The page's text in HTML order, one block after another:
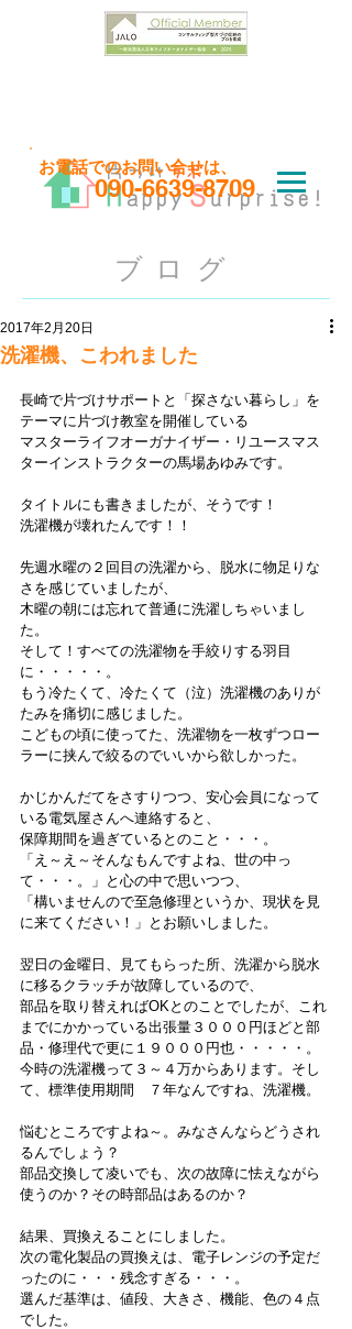
090-6639-8709
​お電話でのお問い合せは、
ブログ
洗濯機、こわれました
2017年2月20日
長崎で片づけサポートと「探さない暮らし」を
テーマに片づけ教室を開催している
マスターライフオーガナイザー・リユースマス
ターインストラクターの馬場あゆみです。
タイトルにも書きましたが、そうです！
洗濯機が壊れたんです！！
先週水曜の２回目の洗濯から、脱水に物足りな
さを感じていましたが、
木曜の朝には忘れて普通に洗濯しちゃいまし
た。
そして！すべての洗濯物を手絞りする羽目
に・・・・・。
もう冷たくて、冷たくて（泣）洗濯機のありが
たみを痛切に感じました。
こどもの頃に使ってた、洗濯物を一枚ずつロー
ラーに挟んで絞るのでいいから欲しかった。
かじかんだてをさすりつつ、安心会員になって
いる電気屋さんへ連絡すると、
保障期間を過ぎているとのこと・・・。
「え～え～そんなもんですよね、世の中っ
て・・・。」と心の中で思いつつ、
「構いませんので至急修理というか、現状を見
に来てください！」とお願いしました。
翌日の金曜日、見てもらった所、洗濯から脱水
に移るクラッチが故障しているので、
部品を取り替えればOKとのことでしたが、これ
までにかかっている出張量３０００円ほどと部
品・修理代で更に１９０００円也・・・・・。
今時の洗濯機って３～４万からあります。そし
て、標準使用期間　７年なんですね、洗濯機。
悩むところですよね～。みなさんならどうされ
るんでしょう？
部品交換して凌いでも、次の故障に怯えながら
使うのか？その時部品はあるのか？
結果、買換えることにしました。
次の電化製品の買換えは、電子レンジの予定だ
ったのに・・・残念すぎる・・・。
選んだ基準は、値段、大きさ、機能、色の４点
でした。